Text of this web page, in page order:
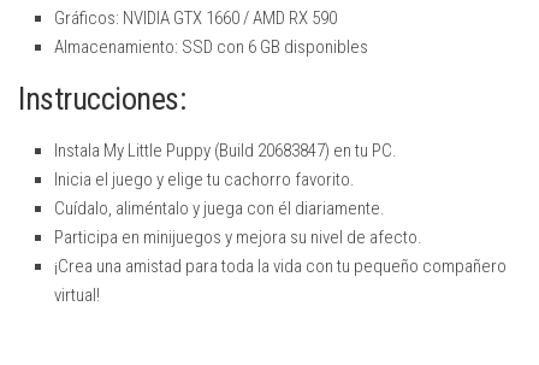
Gráficos: NVIDIA GTX 1660 / AMD RX 590
Almacenamiento: SSD con 6 GB disponibles
Instrucciones:
Instala My Little Puppy (Build 20683847) en tu PC.
Inicia el juego y elige tu cachorro favorito.
Cuídalo, aliméntalo y juega con él diariamente.
Participa en minijuegos y mejora su nivel de afecto.
¡Crea una amistad para toda la vida con tu pequeño compañero
virtual!